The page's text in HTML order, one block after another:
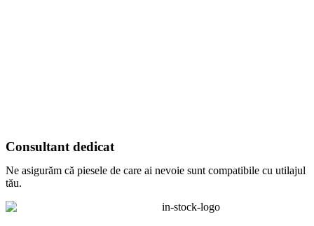
Consultant dedicat
Ne asigurăm că piesele de care ai nevoie sunt compatibile cu utilajul
tău.